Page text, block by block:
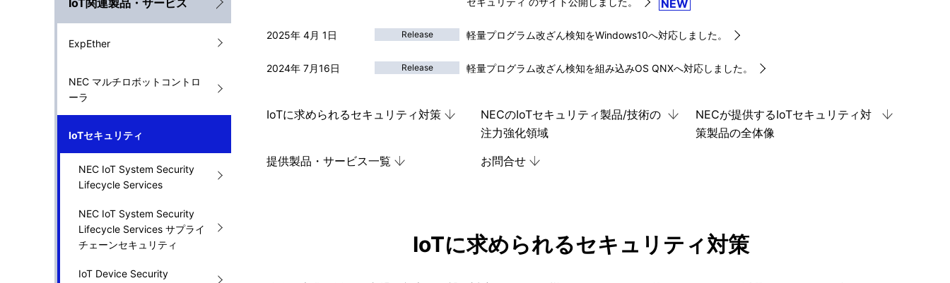
カ
ル
ビ
ゲ
ー
ExpEther
NEC マルチロボットコントロ
ーラ
IoTセキュリティ
NEC IoT System Security
Lifecycle Services
NEC IoT System Security
Lifecycle Services サプライ
チェーンセキュリティ
IoT Device Security
NEW
2025年 4月 1日 Release 軽量プログラム改ざん検知をWindows10へ対応しました。
2024年 7月16日 Release 軽量プログラム改ざん検知を組み込みOS QNXへ対応しました。
IoTに求められるセキュリティ対策
NECのIoTセキュリティ製品/技術の
注力強化領域
NECが提供するIoTセキュリティ対
策製品の全体像
提供製品・サービス一覧
お問合せ
IoTに求められるセキュリティ対策